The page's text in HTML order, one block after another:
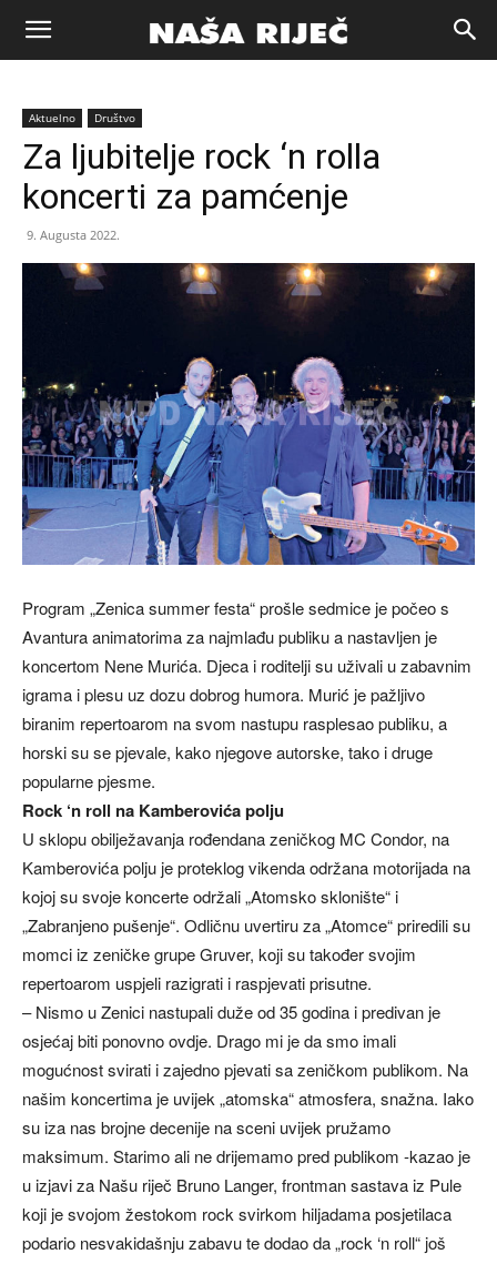
Naša
riječ
Aktuelno Društvo
Za ljubitelje rock ‘n rolla
koncerti za pamćenje
9. Augusta 2022.
Program „Zenica summer festa“ prošle sedmice je počeo s
Avantura animatorima za najmlađu publiku a nastavljen je
koncertom Nene Murića. Djeca i roditelji su uživali u zabavnim
igrama i plesu uz dozu dobrog humora. Murić je pažljivo
biranim repertoarom na svom nastupu rasplesao publiku, a
horski su se pjevale, kako njegove autorske, tako i druge
popularne pjesme.
Rock ‘n roll na Kamberovića polju
U sklopu obilježavanja rođendana zeničkog MC Condor, na
Kamberovića polju je proteklog vikenda održana motorijada na
kojoj su svoje koncerte održali „Atomsko sklonište“ i
„Zabranjeno pušenje“. Odličnu uvertiru za „Atomce“ priredili su
momci iz zeničke grupe Gruver, koji su također svojim
repertoarom uspjeli razigrati i raspjevati prisutne.
– Nismo u Zenici nastupali duže od 35 godina i predivan je
osjećaj biti ponovno ovdje. Drago mi je da smo imali
mogućnost svirati i zajedno pjevati sa zeničkom publikom. Na
našim koncertima je uvijek „atomska“ atmosfera, snažna. Iako
su iza nas brojne decenije na sceni uvijek pružamo
maksimum. Starimo ali ne drijemamo pred publikom -kazao je
u izjavi za Našu riječ Bruno Langer, frontman sastava iz Pule
koji je svojom žestokom rock svirkom hiljadama posjetilaca
podario nesvakidašnju zabavu te dodao da „rock ‘n roll“ još